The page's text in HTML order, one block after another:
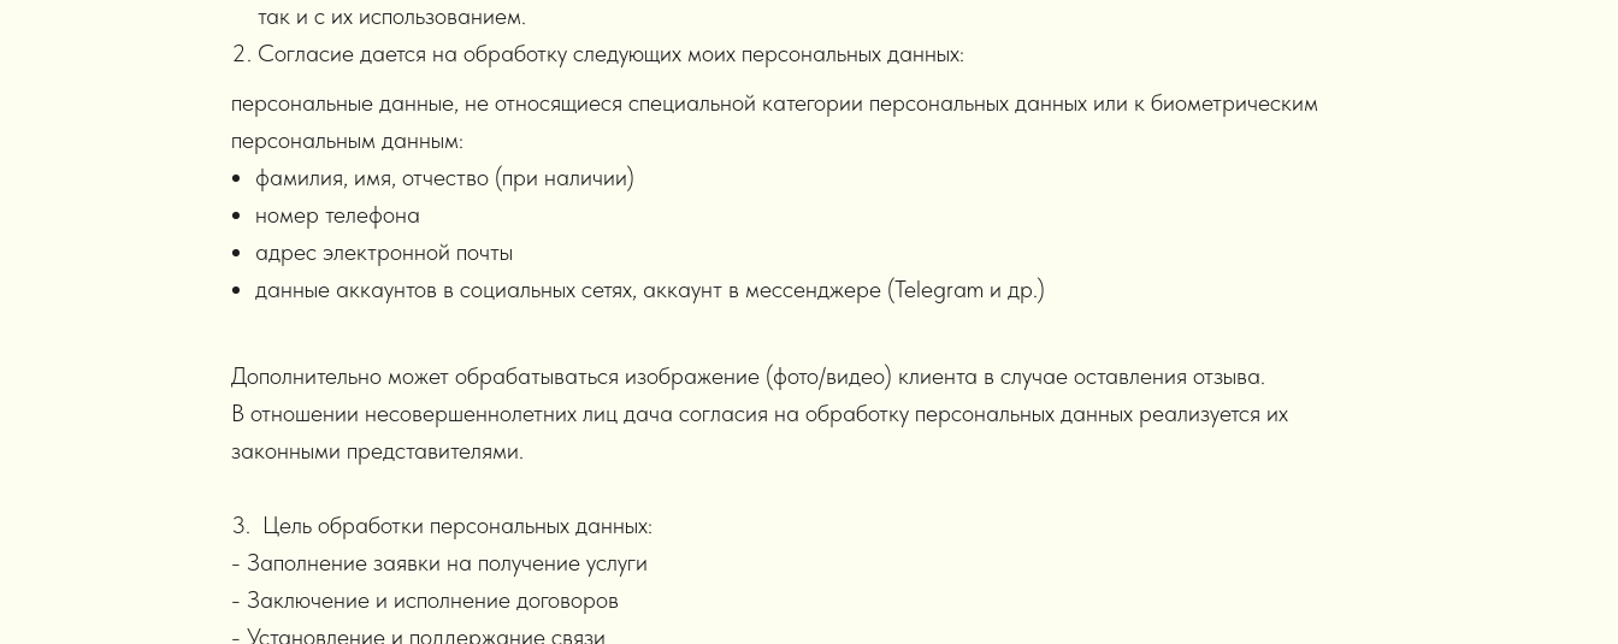
так и с их использованием.
Согласие дается на обработку следующих моих персональных данных:
персональные данные, не относящиеся специальной категории персональных данных или к биометрическим
персональным данным:
фамилия, имя, отчество (при наличии)
номер телефона
адрес электронной почты
данные аккаунтов в социальных сетях, аккаунт в мессенджере (Telegram и др.)
Дополнительно может обрабатываться изображение (фото/видео) клиента в случае оставления отзыва.
В отношении несовершеннолетних лиц дача согласия на обработку персональных данных реализуется их
законными представителями.
3. Цель обработки персональных данных:
- Заполнение заявки на получение услуги
- Заключение и исполнение договоров
- Установление и поддержание связи